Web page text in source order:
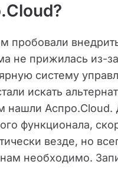
пробовали
не прижилась из-
систему
искать
нашли Аспро.Cloud.
функционала,
везде, но
необходимо.